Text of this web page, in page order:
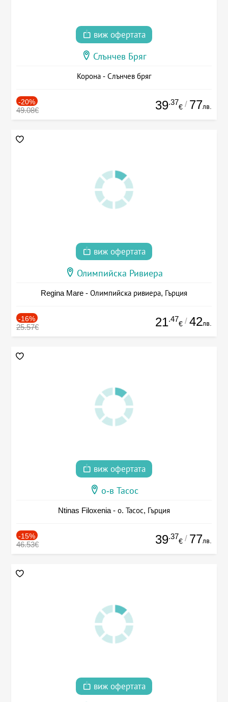
виж офертата
Слънчев Бряг
Корона - Слънчев бряг
-20%
49.08€ 39.37
€ / 77лв.
виж офертата
Олимпийска Ривиера
Regina Mare - Олимпийска ривиера, Гърция
-16%
25.57€ 21.47
€ / 42лв.
виж офертата
о-в Тасос
Ntinas Filoxenia - о. Тасос, Гърция
-15%
46.53€ 39.37
€ / 77лв.
виж офертата